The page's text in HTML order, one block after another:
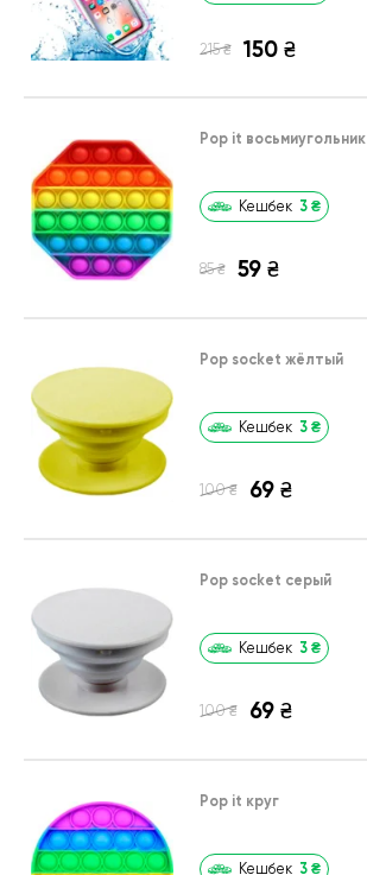
215 ₴ 150 ₴
Pop it восьмиугольник
Кешбек 3 ₴
85 ₴ 59 ₴
Pop socket жёлтый
Кешбек 3 ₴
100 ₴ 69 ₴
Pop socket серый
Кешбек 3 ₴
100 ₴ 69 ₴
Pop it круг
Кешбек 3 ₴